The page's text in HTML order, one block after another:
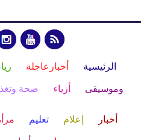
الرئيسية أخبارعاجلة
وموسيقى أزياء صحة
أخبار إعلام تعليم